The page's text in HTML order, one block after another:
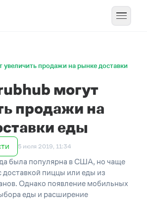
увеличить продажи на рынке доставки
могут
продажи на
еды
5 июля 2019, 11:34
была популярна в США, но чаще
доставкой пиццы или еды из
Однако появление мобильных
еды и расширение